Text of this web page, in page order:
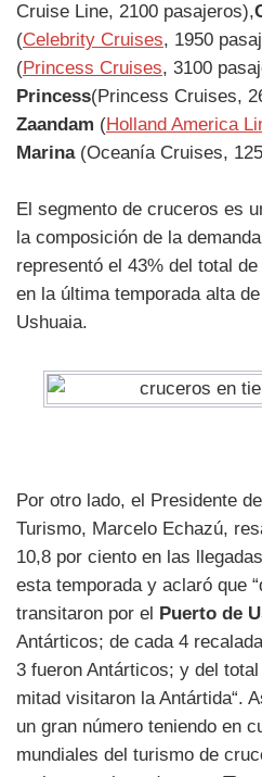
Cruise Line, 2100 pasajeros),
(Celebrity Cruises, 1950
(Princess Cruises, 3100
Princess(Princess Cruises,
Zaandam (Holland America
Marina(Oceanía Cruises,
El segmento de cruceros es
la composición de la
representó el 43% del total
en la última temporada alta
Ushuaia.
Por otro lado, el Presidente
Turismo, Marcelo Echazú,
10,8 por ciento en las
esta temporada y aclaró que
transitaron por el
Puerto de
Antárticos; de cada 4
3 fueron Antárticos; y del
mitad visitaron la Antártida“.
un gran número teniendo en
mundiales del turismo de